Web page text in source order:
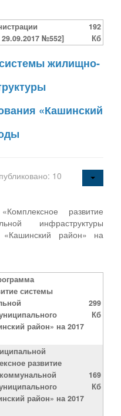
№552]
192
Кб
жилищно-
«Кашинский
10
развитие
инфраструктуры
«Кашинский район» на
системы
район» на 2017
299
Кб
развитие
район» на 2017
169
Кб